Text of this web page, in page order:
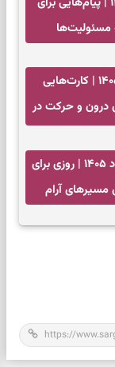
مسئولیت‌ها
فال تاروت امروز جمعه ۱۶ مرداد ۱۴۰۵ | کارت‌هایی
درون و حرکت در
فال سرنوشت امروز جمعه ۱۶ مرداد ۱۴۰۵ | روزی برای
آرام